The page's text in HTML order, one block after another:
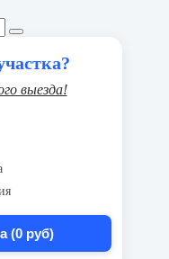
выезда!
(0 руб)